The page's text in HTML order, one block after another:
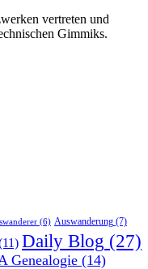
vertreten und
Gimmiks.
(6) Auswanderung (7)
Daily Blog (27)
Genealogie (14)